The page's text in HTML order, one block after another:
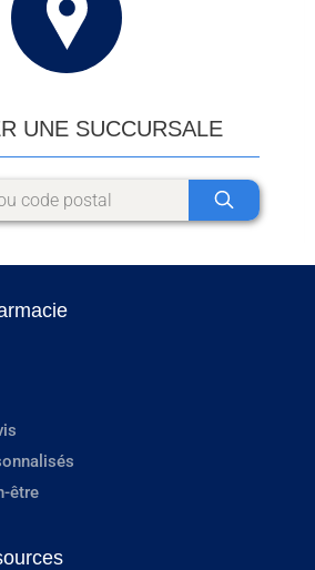
UNE SUCCURSALE
être